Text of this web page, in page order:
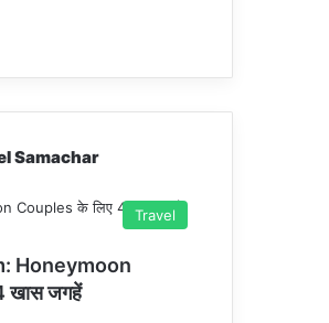
Samachar
Travel
Honeymoon
खास जगहें